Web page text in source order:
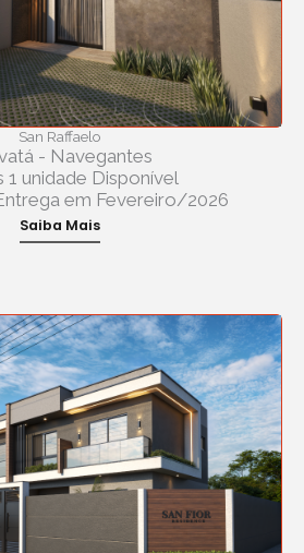
San Raffaelo
- Navegantes
1 unidade Disponível
em Fevereiro/2026
Saiba Mais